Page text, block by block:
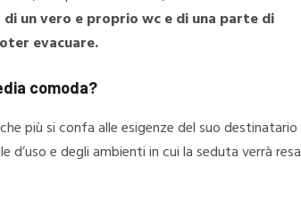
di un vero e proprio wc e di una parte di
evacuare.
comoda?
più si confa alle esigenze del suo destinatario
d’uso e degli ambienti in cui la seduta verrà resa